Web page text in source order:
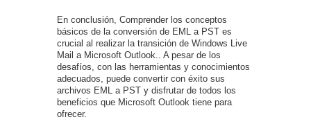
En conclusión, Comprender los conceptos
básicos de la conversión de EML a PST es
crucial al realizar la transición de Windows Live
Mail a Microsoft Outlook.. A pesar de los
desafíos, con las herramientas y conocimientos
adecuados, puede convertir con éxito sus
archivos EML a PST y disfrutar de todos los
beneficios que Microsoft Outlook tiene para
ofrecer.